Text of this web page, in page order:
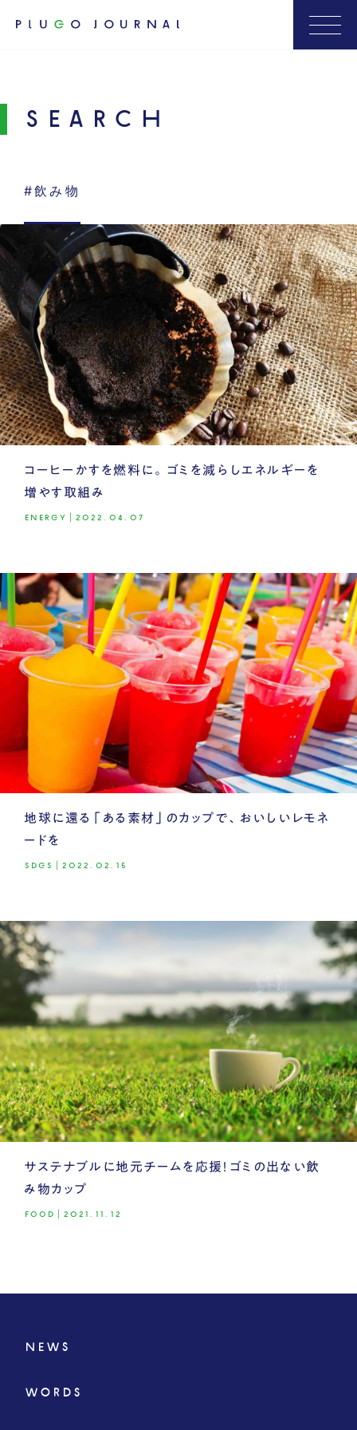
SEARCH
#飲み物
コーヒーかすを燃料に。ゴミを減らしエネルギーを
増やす取組み
ENERGY 2022.04.07
地球に還る「ある素材」のカップで、おいしいレモネ
ードを
SDGS 2022.02.15
サステナブルに地元チームを応援！ゴミの出ない飲
み物カップ
FOOD 2021.11.12
NEWS
WORDS